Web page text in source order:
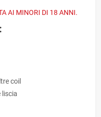
AI MINORI DI 18 ANNI.
coil
liscia